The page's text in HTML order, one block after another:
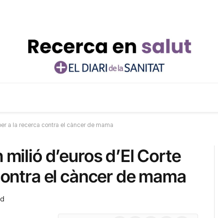
a la recerca contra el càncer de mama
d’euros d’El Corte
el càncer de mama